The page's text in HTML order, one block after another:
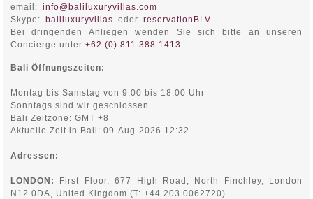
email: info@baliluxuryvillas.com
Skype: baliluxuryvillas oder reservationBLV
Bei dringenden Anliegen wenden Sie sich bitte an unseren
Concierge unter +62 (0) 811 388 1413
Bali Öffnungszeiten:
Montag bis Samstag von 9:00 bis 18:00 Uhr
Sonntags sind wir geschlossen.
Bali Zeitzone: GMT +8
Aktuelle Zeit in Bali: 09-Aug-2026 12:32
Adressen:
LONDON: First Floor, 677 High Road, North Finchley,
London
N12 0DA, United Kingdom (T: +44 203 0062720)